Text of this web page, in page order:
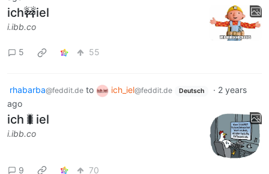
ich🚧iel
i.ibb.co
5 55
rhabarba@feddit.de to ich_iel@feddit.de Deutsch · 2 years
ago
ich🐛iel
i.ibb.co
9 70